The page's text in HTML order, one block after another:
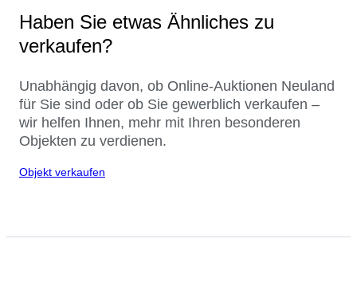
Haben Sie etwas Ähnliches zu
verkaufen?
Unabhängig davon, ob Online-Auktionen Neuland
für Sie sind oder ob Sie gewerblich verkaufen –
wir helfen Ihnen, mehr mit Ihren besonderen
Objekten zu verdienen.
Objekt verkaufen